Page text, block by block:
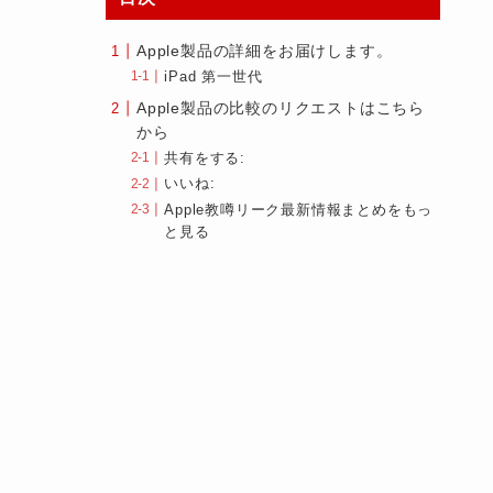
Apple製品の詳細をお届けします。
iPad 第一世代
Apple製品の比較のリクエストはこちら
から
共有をする:
いいね:
Apple教噂リーク最新情報まとめをもっ
と見る